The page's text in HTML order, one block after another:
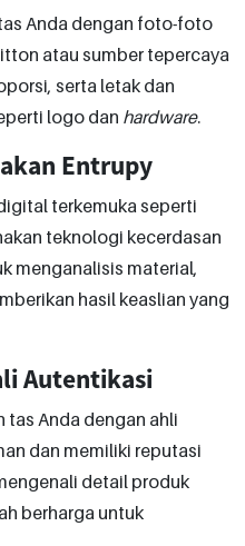
Anda dengan foto-foto
atau sumber tepercaya
serta letak dan
logo dan hardware.
Entrupy
terkemuka seperti
teknologi kecerdasan
menganalisis material,
hasil keaslian yang
Autentikasi
tas Anda dengan ahli
dan memiliki reputasi
detail produk
berharga untuk